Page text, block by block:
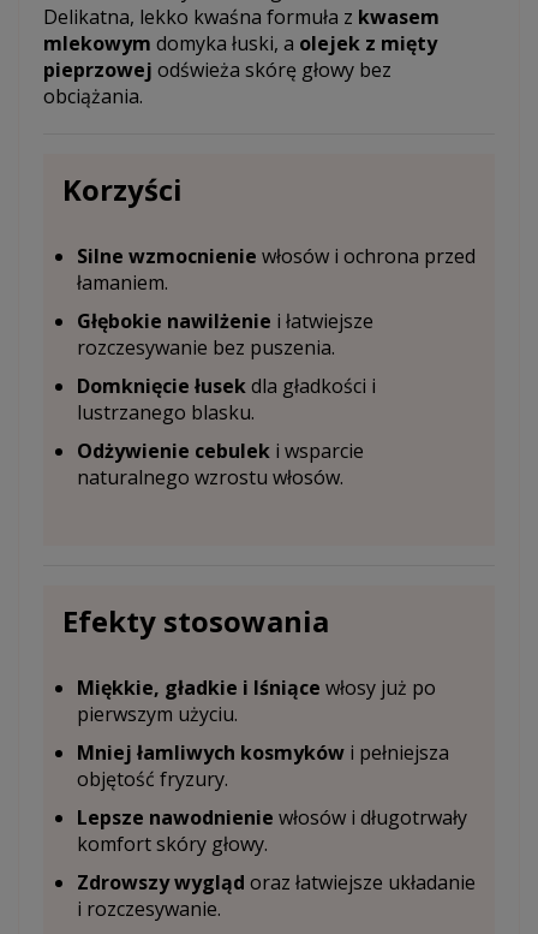
Delikatna, lekko kwaśna formuła z kwasem
mlekowym domyka łuski, a olejek z mięty
pieprzowej odświeża skórę głowy bez
obciążania.
Korzyści
Silne wzmocnienie włosów i ochrona przed
łamaniem.
Głębokie nawilżenie i łatwiejsze
rozczesywanie bez puszenia.
Domknięcie łusekdla gładkości i
lustrzanego blasku.
Odżywienie cebulek i wsparcie
naturalnego wzrostu włosów.
Efekty stosowania
Miękkie, gładkie i lśniące włosy już po
pierwszym użyciu.
Mniej łamliwych kosmyków i pełniejsza
objętość fryzury.
Lepsze nawodnienie włosów i długotrwały
komfort skóry głowy.
Zdrowszy wygląd oraz łatwiejsze układanie
i rozczesywanie.